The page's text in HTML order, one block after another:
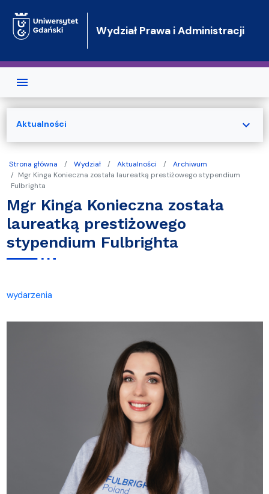
Wydział Prawa i Administracji
Strona główna Wydział Aktualności
Archiwum
Mgr Kinga Konieczna została laureatką prestiżowego stypendium
Fulbrighta
Mgr Kinga Konieczna została
laureatką prestiżowego
stypendium Fulbrighta
wydarzenia
Aktualności expand_more